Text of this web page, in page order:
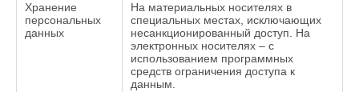
Хранение
персональных
данных
На материальных носителях в
специальных местах, исключающих
несанкционированный доступ. На
электронных носителях – с
использованием программных
средств ограничения доступа к
данным.